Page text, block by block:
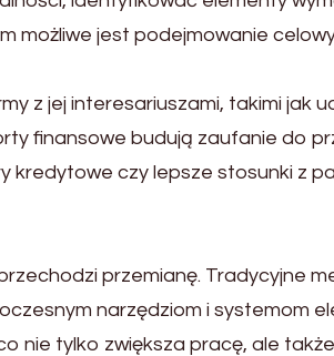
możliwe jest podejmowanie
z jej interesariuszami, takimi jak
finansowe budują zaufanie do
kredytowe czy lepsze stosunki z
przemianę. Tradycyjne
narzędziom i systemom
nie tylko zwiększa pracę, ale także